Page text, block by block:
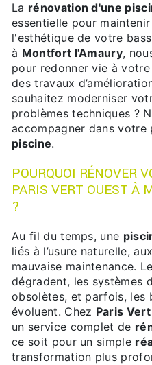
La rénovation d'une
essentielle pour
l'esthétique de votre
à Montfort l'Amaury,
pour redonner vie à votre
des travaux
souhaitez moderniser
problèmes techniques ?
accompagner dans votre
piscine.
POURQUOI RÉNOVER
PARIS VERT OUEST À
?
Au fil du temps, une
liés à l’usure naturelle,
mauvaise maintenance.
dégradent, les systèmes
obsolètes, et parfois, les
évoluent. Chez Paris
un service complet de
ce soit pour un simple
transformation plus